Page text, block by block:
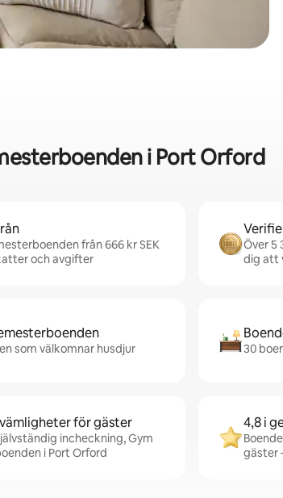
i Port Orford
från 666 kr SEK
och avgifter
Över 5
dig att
som välkomnar husdjur 30
för gäster
incheckning, Gym
i Port Orford
4,8 i
gäster